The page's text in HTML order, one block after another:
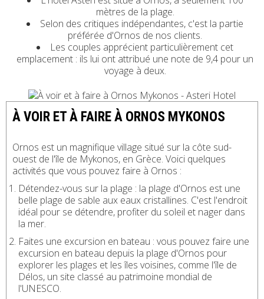
mètres de la plage.
Selon des critiques indépendantes, c'est la partie
préférée d'Ornos de nos clients.
Les couples apprécient particulièrement cet
emplacement : ils lui ont attribué une note de 9,4 pour un
voyage à deux.
À VOIR ET À FAIRE À ORNOS MYKONOS
Ornos est un magnifique village situé sur la côte sud-
ouest de l'île de Mykonos, en Grèce. Voici quelques
activités que vous pouvez faire à Ornos :
Détendez-vous sur la plage : la plage d'Ornos est une
belle plage de sable aux eaux cristallines. C'est l'endroit
idéal pour se détendre, profiter du soleil et nager dans
la mer.
Faites une excursion en bateau : vous pouvez faire une
excursion en bateau depuis la plage d'Ornos pour
explorer les plages et les îles voisines, comme l'île de
Délos, un site classé au patrimoine mondial de
l'UNESCO.